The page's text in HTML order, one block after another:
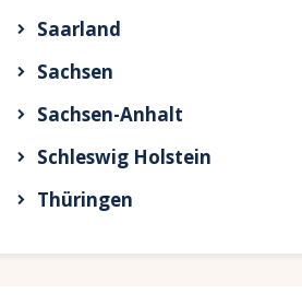
Saarland
Sachsen
Sachsen-Anhalt
Schleswig Holstein
Thüringen